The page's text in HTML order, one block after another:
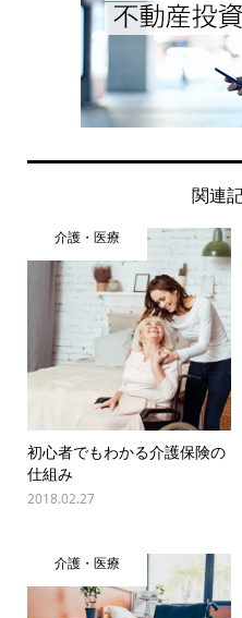
関連
介護・医療
初心者でもわかる介護保険の
仕組み
2018.02.27
介護・医療